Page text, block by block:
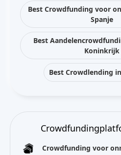
Best Crowdfunding voor
Spanje
Best
Koninkrijk
Best Crowdlending
Crowdfunding voor